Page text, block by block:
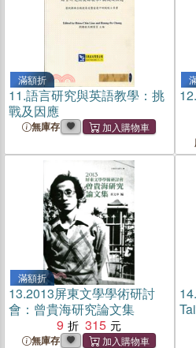
滿額折
11.語言研究與英語教學：挑
戰及因應
無庫存
12.
滿額折
13.2013屏東文學學術研討
會：曾貴海研究論文集
9
315
無庫存
14.